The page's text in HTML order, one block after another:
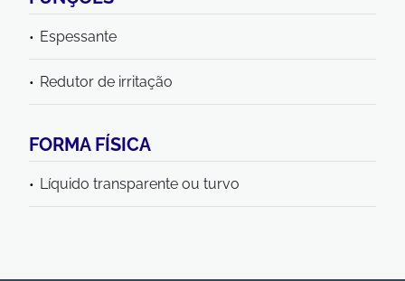
Espessante
Redutor de irritação
FORMA FÍSICA
Líquido transparente ou turvo